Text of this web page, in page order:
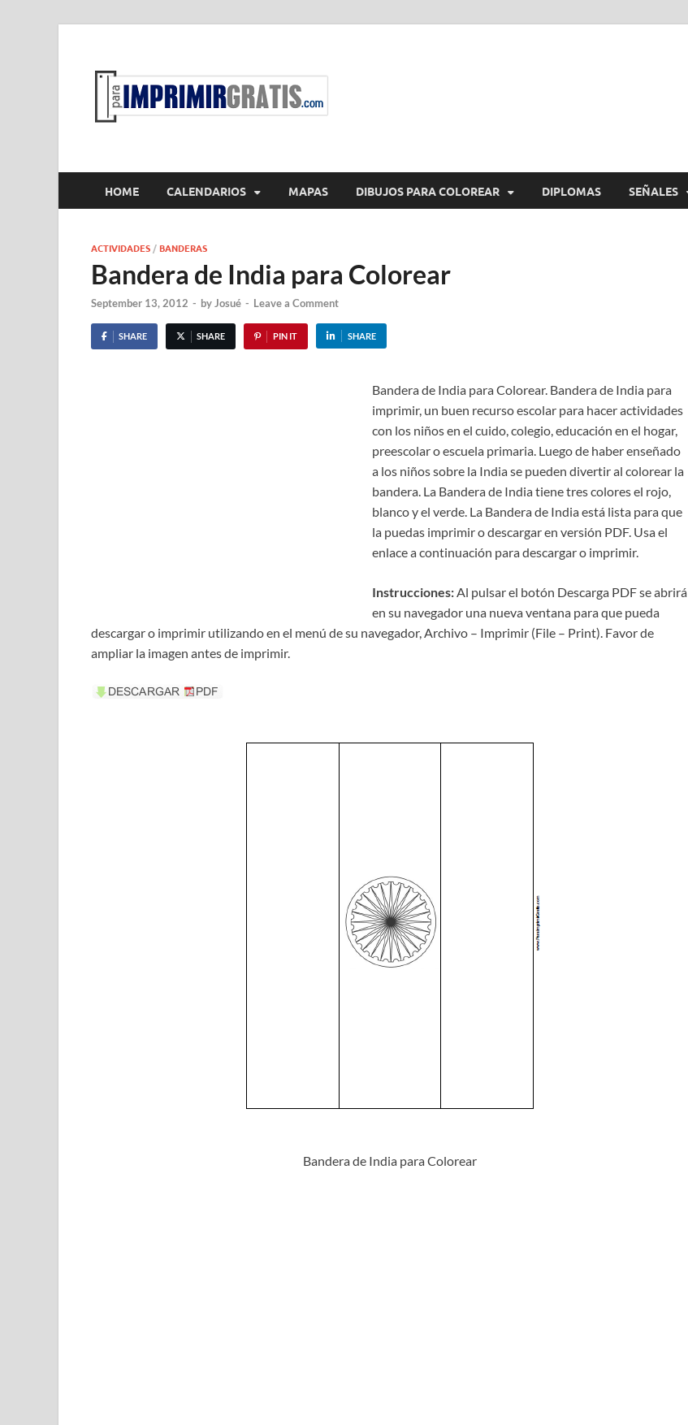
HOME CALENDARIOS MAPAS DIBUJOS PARA COLOREAR DIPLOMAS SEÑALES
ACTIVIDADES /BANDERAS
Bandera de India para Colorear
September 13, 2012 - byJosué - Leave a Comment
SHARE SHARE PIN IT SHARE
Bandera de India para Colorear. Bandera de India para
imprimir, un buen recurso escolar para hacer actividades
con los niños en el cuido, colegio, educación en el hogar,
preescolar o escuela primaria. Luego de haber enseñado
a los niños sobre la India se pueden divertir al colorear la
bandera. La Bandera de India tiene tres colores el rojo,
blanco y el verde. La Bandera de India está lista para que
la puedas imprimir o descargar en versión PDF. Usa el
enlace a continuación para descargar o imprimir.
Instrucciones:Al pulsar el botón Descarga PDF se abrirá
en su navegador una nueva ventana para que pueda
descargar o imprimir utilizando en el menú de su navegador, Archivo – Imprimir (File – Print). Favor de
ampliar la imagen antes de imprimir.
Bandera de India para Colorear